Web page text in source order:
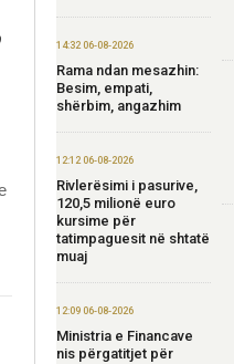
14:32 06-08-2026
Rama ndan mesazhin:
Besim, empati,
shërbim, angazhim
12:12 06-08-2026
Rivlerësimi i pasurive,
120,5 milionë euro
kursime për
tatimpaguesit në shtatë
muaj
12:09 06-08-2026
Ministria e Financave
nis përgatitjet për